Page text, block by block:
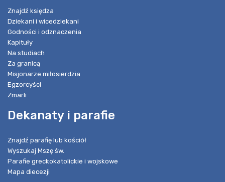
Znajdź księdza
Dziekani i wicedziekani
Godności i odznaczenia
Kapituły
Na studiach
Za granicą
Misjonarze miłosierdzia
Egzorcyści
Zmarli
Dekanaty i parafie
Znajdź parafię lub kościół
Wyszukaj Mszę św.
Parafie greckokatolickie i wojskowe
Mapa diecezji